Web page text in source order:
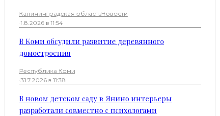
Калининградская областьНовости
·1.8.2026 в 11:54
В Коми обсудили развитие деревянного
домостроения
Республика Коми
·31.7.2026 в 11:38
В новом детском саду в Янино интерьеры
разработали совместно с психологами